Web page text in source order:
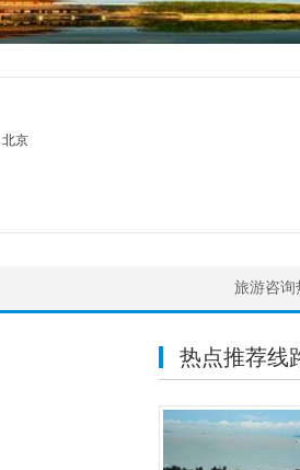
北京
旅游咨询
热点推荐线